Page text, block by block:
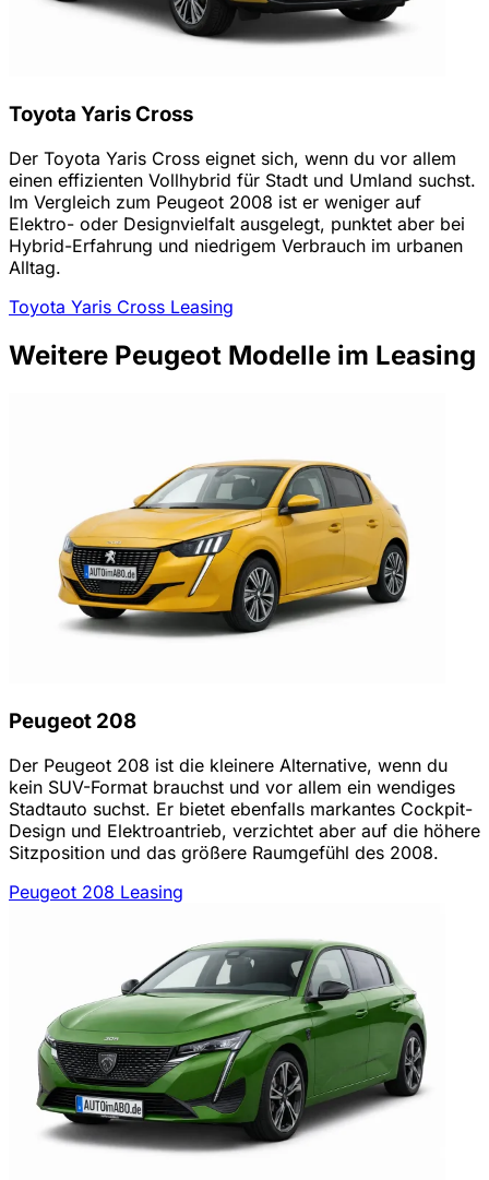
Toyota Yaris Cross
Der Toyota Yaris Cross eignet sich, wenn du vor allem
einen effizienten Vollhybrid für Stadt und Umland suchst.
Im Vergleich zum Peugeot 2008 ist er weniger auf
Elektro- oder Designvielfalt ausgelegt, punktet aber bei
Hybrid-Erfahrung und niedrigem Verbrauch im urbanen
Alltag.
Toyota Yaris Cross Leasing
Weitere Peugeot Modelle im Leasing
Peugeot 208
Der Peugeot 208 ist die kleinere Alternative, wenn du
kein SUV-Format brauchst und vor allem ein wendiges
Stadtauto suchst. Er bietet ebenfalls markantes Cockpit-
Design und Elektroantrieb, verzichtet aber auf die höhere
Sitzposition und das größere Raumgefühl des 2008.
Peugeot 208 Leasing